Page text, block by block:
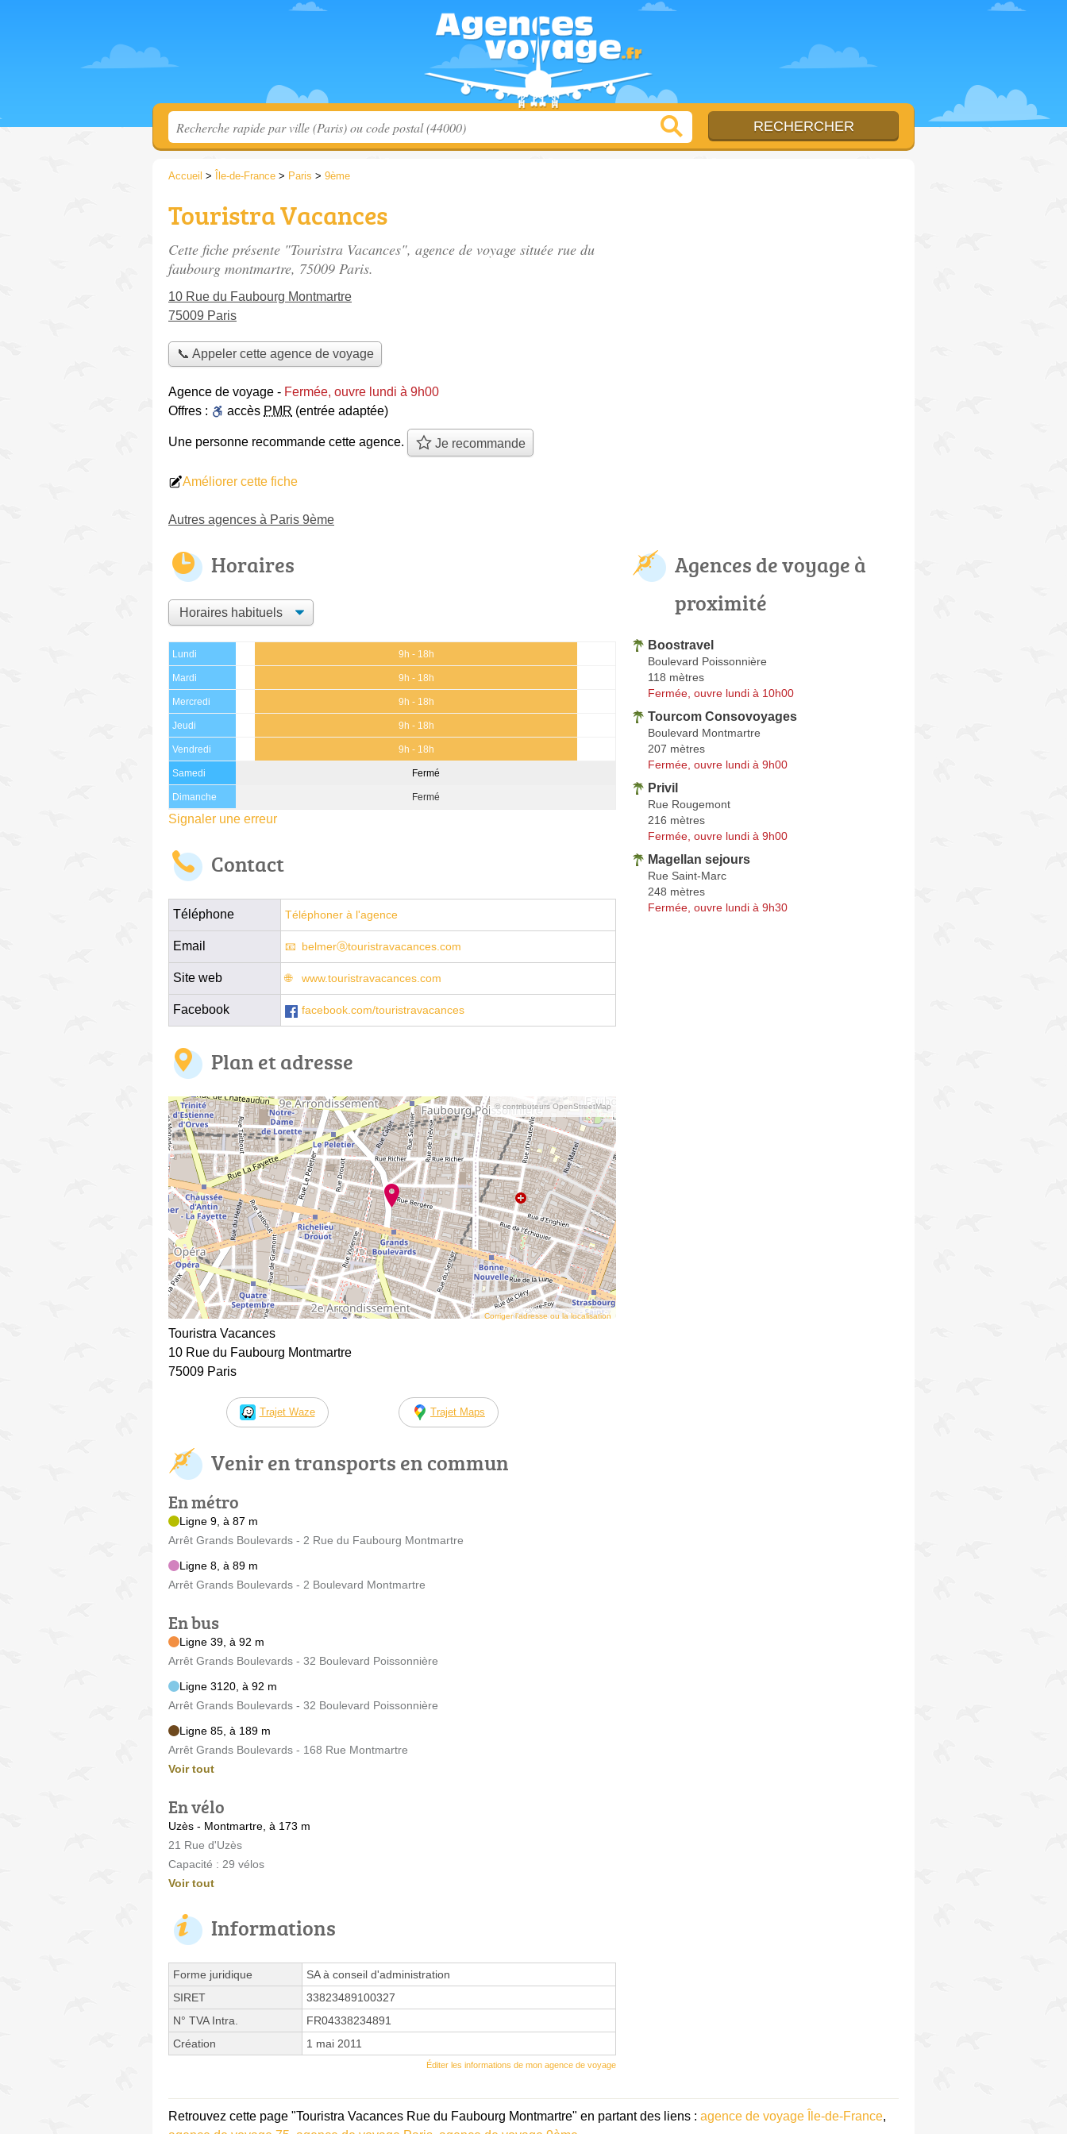
Accueil > Île-de-France > Paris > 9ème
Touristra Vacances
Cette fiche présente "Touristra Vacances", agence de voyage située rue du
faubourg montmartre, 75009 Paris.
10 Rue du Faubourg Montmartre
75009 Paris
📞 Appeler cette agence de voyage
Agence de voyage - Fermée, ouvre lundi à 9h00
Offres :
accès PMR (entrée adaptée)
Une personne recommande cette agence. Je recommande
Améliorer cette fiche
Autres agences à Paris 9ème
Horaires
Lundi 9h - 18h
Mardi 9h - 18h
Mercredi 9h - 18h
Jeudi 9h - 18h
Vendredi 9h - 18h
Samedi Fermé
Dimanche Fermé
Signaler une erreur
Contact
Téléphone Téléphoner à l'agence
Email belmerⓐtouristravacances.com
Site web www.touristravacances.com
Facebook facebook.com/touristravacances
Plan et adresse
© contributeurs OpenStreetMap
Corriger l’adresse ou la localisation
Touristra Vacances
10 Rue du Faubourg Montmartre
75009 Paris
Trajet Waze Trajet Maps
Venir en transports en commun
En métro
Ligne 9, à 87 m
Arrêt Grands Boulevards - 2 Rue du Faubourg Montmartre
Ligne 8, à 89 m
Arrêt Grands Boulevards - 2 Boulevard Montmartre
En bus
Ligne 39, à 92 m
Arrêt Grands Boulevards - 32 Boulevard Poissonnière
Ligne 3120, à 92 m
Arrêt Grands Boulevards - 32 Boulevard Poissonnière
Ligne 85, à 189 m
Arrêt Grands Boulevards - 168 Rue Montmartre
Voir tout
En vélo
Uzès - Montmartre, à 173 m
21 Rue d'Uzès
Capacité : 29 vélos
Voir tout
Informations
Forme juridique
SA à conseil d'administration
SIRET
33823489100327
N° TVA Intra.
FR04338234891
Création
1 mai 2011
Éditer les informations de mon agence de voyage
Agences de voyage à
proximité
Boostravel
Boulevard Poissonnière
118 mètres
Fermée, ouvre lundi à 10h00
Tourcom Consovoyages
Boulevard Montmartre
207 mètres
Fermée, ouvre lundi à 9h00
Privil
Rue Rougemont
216 mètres
Fermée, ouvre lundi à 9h00
Magellan sejours
Rue Saint-Marc
248 mètres
Fermée, ouvre lundi à 9h30
Retrouvez cette page "Touristra Vacances Rue du Faubourg Montmartre" en partant des liens : agence de voyage Île-de-France,